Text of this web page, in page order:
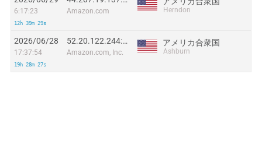
6:17:23
12h 39m 29s
Amazon.com Herndon
2026/06/28
17:37:54
19h 28m 27s
52.20.122.244:61326
Amazon.com, Inc.
アメリカ合衆国
Ashburn